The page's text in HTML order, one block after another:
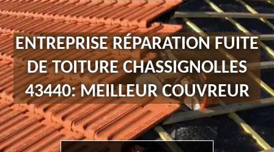
ENTREPRISE RÉPARATION FUITE
DE TOITURE CHASSIGNOLLES
43440: MEILLEUR COUVREUR